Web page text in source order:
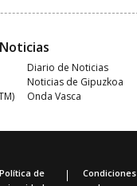
Diario de Noticias
Noticias de Gipuzkoa
Onda Vasca
Política de
Condiciones